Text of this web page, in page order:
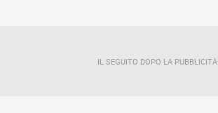
IL SEGUITO DOPO LA PUBBLICITÀ